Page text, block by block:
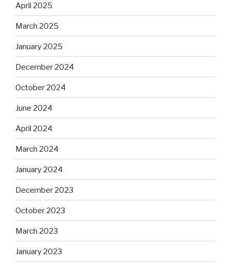
April 2025
March 2025
January 2025
December 2024
October 2024
June 2024
April 2024
March 2024
January 2024
December 2023
October 2023
March 2023
January 2023